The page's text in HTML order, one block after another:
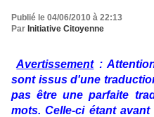
Publié le 04/06/2010 à 22:13
Par Initiative Citoyenne
Avertissement:
sont issus d'une
pas être une parfaite
mots. Celle-ci étant